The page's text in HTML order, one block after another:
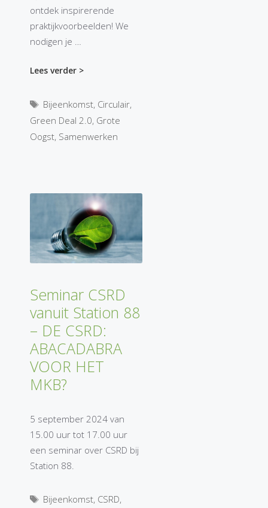
ontdek inspirerende
praktijkvoorbeelden! We
nodigen je …
Lees verder >
Tags
Bijeenkomst, Circulair,
Green Deal 2.0, Grote
Oogst, Samenwerken
Seminar CSRD
vanuit Station 88
– DE CSRD:
ABACADABRA
VOOR HET
MKB?
5 september 2024 van
15.00 uur tot 17.00 uur
een seminar over CSRD bij
Station 88.
Tags
Bijeenkomst, CSRD,